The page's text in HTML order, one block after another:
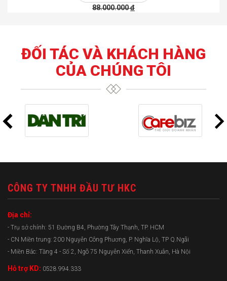
88.000.000đ
ĐỐI TÁC VÀ KHÁCH HÀNG
CỦA CHÚNG TÔI
CÔNG TY TNHH ĐẦU TƯ HKC
Địa chỉ:
- Trụ sở chính: 51 Đường B4, Phường Tây Thạnh, TP. HCM
- CN Miền trung: 200 Nguyễn Công Phương, P. Nghĩa Lộ, TP Q.Ngãi
- Miền Bắc: Tầng 4 - Số 2, Ngõ 75 Nguyễn Xiển, Thanh Xuân, Hà Nội
Hỗ trợ KD: 0528.994.333